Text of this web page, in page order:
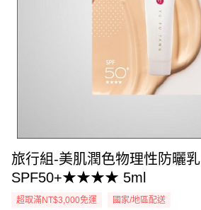
旅行組-美肌潤色物理性防曬乳
SPF50+★★★★ 5ml
超取滿NT$3,000免運 國家/地區配送